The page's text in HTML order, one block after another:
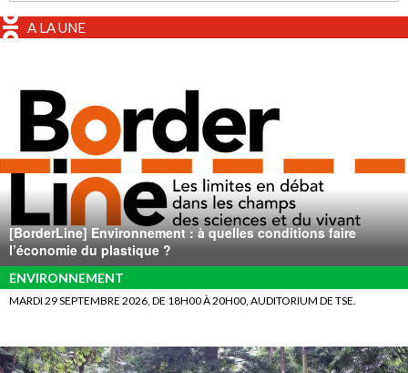
A LA UNE
[BorderLine] Environnement : à quelles conditions faire
l’économie du plastique ?
ENVIRONNEMENT
MARDI 29 SEPTEMBRE 2026, DE 18H00 À 20H00, AUDITORIUM DE TSE.